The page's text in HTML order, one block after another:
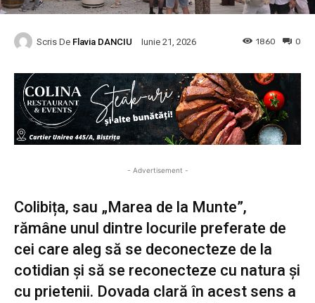
Scris De Flavia DANCIU Iunie 21, 2026 0
1860
- Advertisement -
Colibița, sau „Marea de la Munte”,
rămâne unul dintre locurile preferate de
cei care aleg să se deconecteze de la
cotidian și să se reconecteze cu natura și
cu prietenii. Dovada clară în acest sens a